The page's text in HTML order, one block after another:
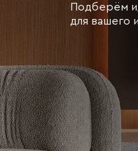
Подберём
для вашего